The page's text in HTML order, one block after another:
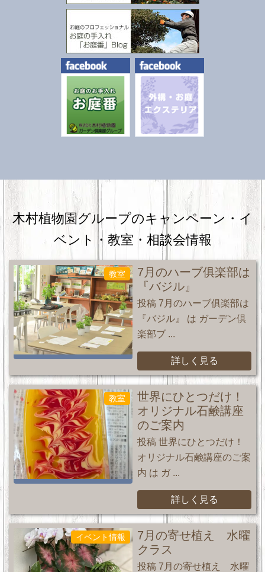
木村植物園グループのキャンペーン・ イ
ベント・教室・相談会情報
教室
7月のハーブ俱楽部は
『バジル』
投稿 7月のハーブ俱楽部は
『バジル』 は ガーデン倶
楽部ブ ...
詳しく見る
教室
世界にひとつだけ！
オリジナル石鹸講座
のご案内
投稿 世界にひとつだけ！
オリジナル石鹸講座のご案
内 は ガ ...
詳しく見る
イベント情報
7月の寄せ植え 水曜
クラス
投稿 7月の寄せ植え 水曜